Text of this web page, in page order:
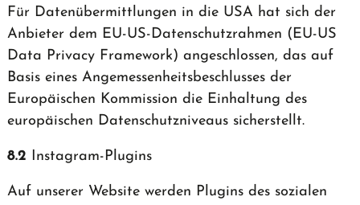
Für Datenübermittlungen in die USA hat sich der
Anbieter dem EU-US-Datenschutzrahmen (EU-US
Data Privacy Framework) angeschlossen, das auf
Basis eines Angemessenheitsbeschlusses der
Europäischen Kommission die Einhaltung des
europäischen Datenschutzniveaus sicherstellt.
8.2 Instagram-Plugins
Auf unserer Website werden Plugins des sozialen